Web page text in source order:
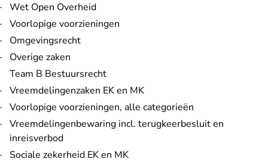
Wet Open Overheid
Voorlopige voorzieningen
Omgevingsrecht
Overige zaken
Team B Bestuursrecht
Vreemdelingenzaken EK en MK
Voorlopige voorzieningen, alle categorieën
Vreemdelingenbewaring incl. terugkeerbesluit en
inreisverbod
Sociale zekerheid EK en MK